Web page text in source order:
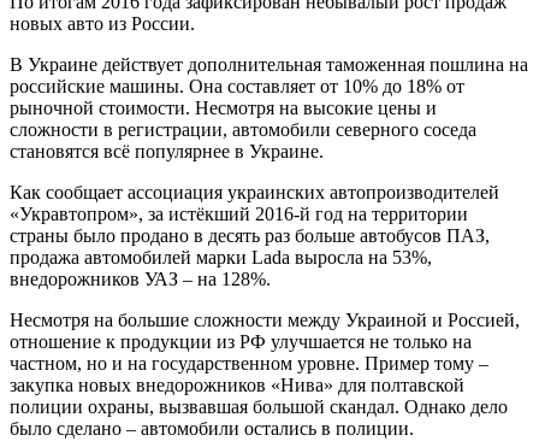
новых авто из России.
В Украине действует дополнительная таможенная пошлина на
российские машины. Она составляет от 10% до 18% от
рыночной стоимости. Несмотря на высокие цены и
сложности в регистрации, автомобили северного соседа
становятся всё популярнее в Украине.
Как сообщает ассоциация украинских автопроизводителей
«Укравтопром», за истёкший 2016-й год на территории
страны было продано в десять раз больше автобусов ПАЗ,
продажа автомобилей марки Lada выросла на 53%,
внедорожников УАЗ – на 128%.
Несмотря на большие сложности между Украиной и Россией,
отношение к продукции из РФ улучшается не только на
частном, но и на государственном уровне. Пример тому –
закупка новых внедорожников «Нива» для полтавской
полиции охраны, вызвавшая большой скандал. Однако дело
было сделано – автомобили остались в полиции.